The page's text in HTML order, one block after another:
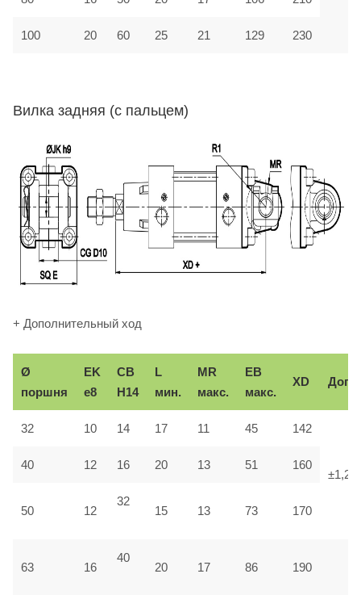
100 20 60 25 21 129 230
Вилка задняя (с пальцем)
+ Дополнительный ход
Ø
поршня
EK
e8
CB
H14
L
мин.
MR
макс.
EB
макс.
XD Доп.
32 10 14 17 11 45 142
±1,25
40 12 16 20 13 51 160
50 12
32
15 13 73 170
63 16
40
20 17 86 190